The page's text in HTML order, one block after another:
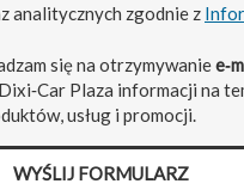
analitycznych zgodnie z
się na otrzymywanie
Plaza informacji na
usług i promocji.
WYŚLIJ FORMULARZ